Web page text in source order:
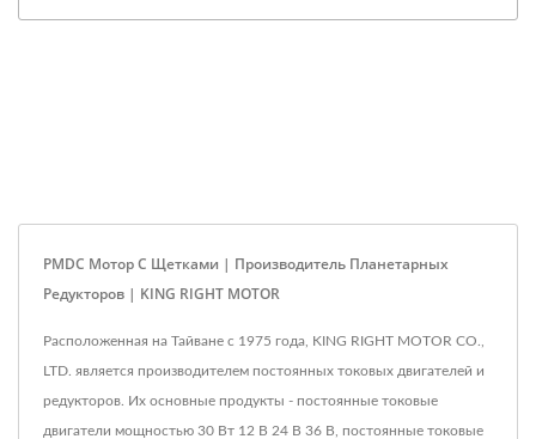
PMDC Мотор С Щетками | Производитель Планетарных
Редукторов | KING RIGHT MOTOR
Расположенная на Тайване с 1975 года, KING RIGHT MOTOR CO.,
LTD. является производителем постоянных токовых двигателей и
редукторов. Их основные продукты - постоянные токовые
двигатели мощностью 30 Вт 12 В 24 В 36 В, постоянные токовые